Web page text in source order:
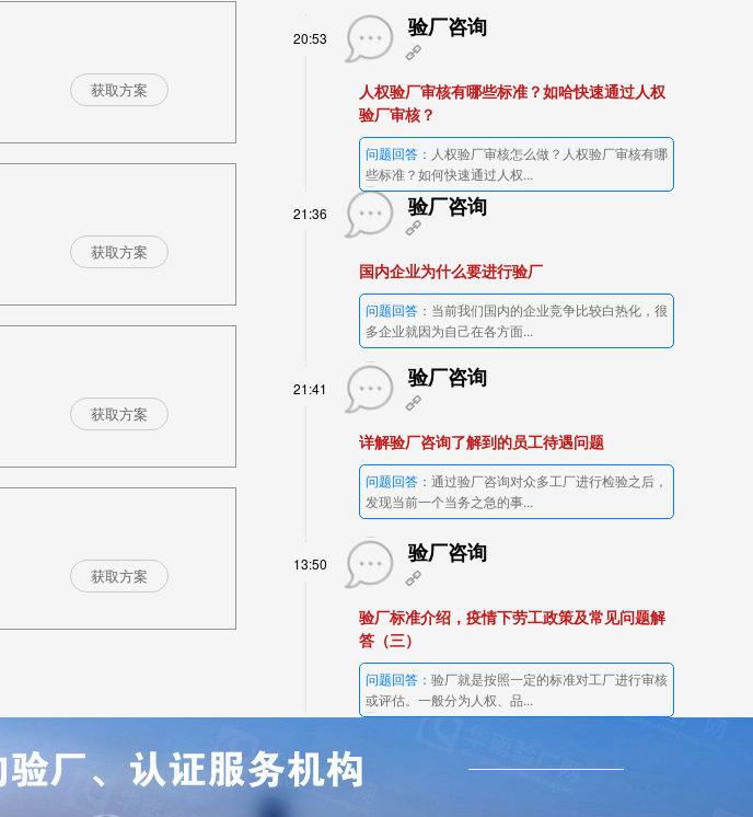
获取方案
获取方案
获取方案
获取方案
20:53 验厂咨询
人权验厂审核有哪些标准？如哈快速通过人权
验厂审核？
问题回答： 人权验厂审核怎么做？人权验厂审核有哪
些标准？如何快速通过人权...
21:36 验厂咨询
国内企业为什么要进行验厂
问题回答： 当前我们国内的企业竞争比较白热化，很
多企业就因为自己在各方面...
21:41 验厂咨询
详解验厂咨询了解到的员工待遇问题
问题回答： 通过验厂咨询对众多工厂进行检验之后，
发现当前一个当务之急的事...
13:50 验厂咨询
验厂标准介绍，疫情下劳工政策及常见问题解
答（三）
问题回答： 验厂就是按照一定的标准对工厂进行审核
或评估。一般分为人权、品...